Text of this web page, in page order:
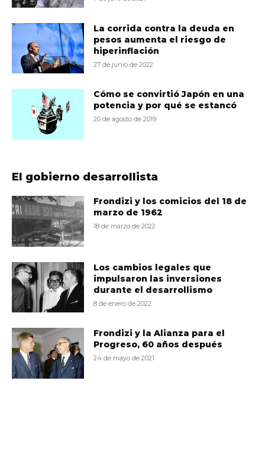
La corrida contra la deuda en
pesos aumenta el riesgo de
hiperinflación
27 de junio de 2022
Cómo se convirtió Japón en una
potencia y por qué se estancó
20 de agosto de 2019
El gobierno desarrollista
Frondizi y los comicios del 18 de
marzo de 1962
18 de marzo de 2022
Los cambios legales que
impulsaron las inversiones
durante el desarrollismo
8 de enero de 2022
Frondizi y la Alianza para el
Progreso, 60 años después
24 de mayo de 2021